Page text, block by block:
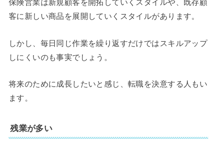
保険営業は新規顧客を開拓していくスタイルや、既存顧
客に新しい商品を展開していくスタイルがあります。
しかし、毎日同じ作業を繰り返すだけではスキルアップ
しにくいのも事実でしょう。
将来のために成長したいと感じ、転職を決意する人もい
ます。
残業が多い